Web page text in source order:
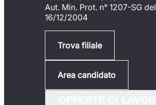
Aut. Min. Prot. n° 1207-SG del
16/12/2004
Trova filiale
Area candidato